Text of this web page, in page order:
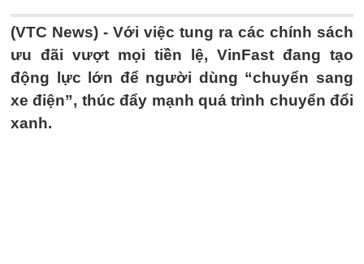
(VTC News) - Với việc tung ra các chính sách
ưu đãi vượt mọi tiền lệ, VinFast đang tạo
động lực lớn để người dùng “chuyển sang
xe điện”, thúc đẩy mạnh quá trình chuyển đổi
xanh.